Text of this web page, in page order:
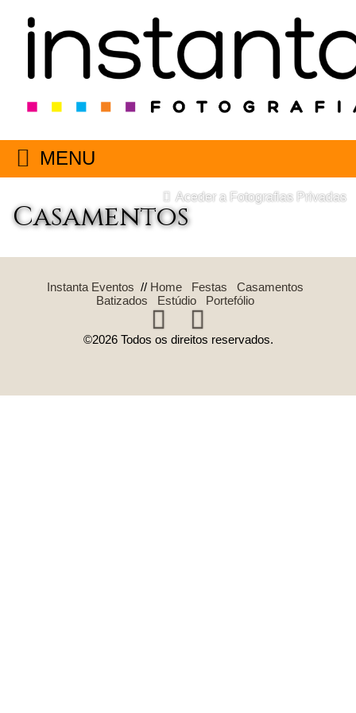
MENU
Aceder a Fotografias Privadas
Casamentos
Instanta Eventos // Home Festas
Casamentos
Batizados
Estúdio Portefólio
©2026 Todos os direitos reservados.